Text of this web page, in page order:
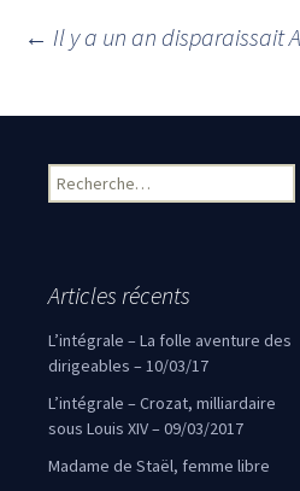
Navigation
← Il y a un an disparaissait
Rechercher :
Articles récents
L’intégrale – La folle aventure des
dirigeables – 10/03/17
L’intégrale – Crozat, milliardaire
sous Louis XIV – 09/03/2017
Madame de Staël, femme libre